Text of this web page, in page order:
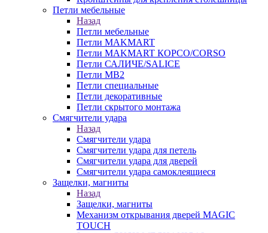
Петли мебельные
Назад
Петли мебельные
Петли MAKMART
Петли MAKMART КОРСО/CORSO
Петли САЛИЧЕ/SALICE
Петли MB2
Петли специальные
Петли декоративные
Петли скрытого монтажа
Смягчители удара
Назад
Смягчители удара
Смягчители удара для петель
Смягчители удара для дверей
Cмягчители удара самоклеящиеся
Защелки, магниты
Назад
Защелки, магниты
Механизм открывания дверей MAGIC
TOUCH